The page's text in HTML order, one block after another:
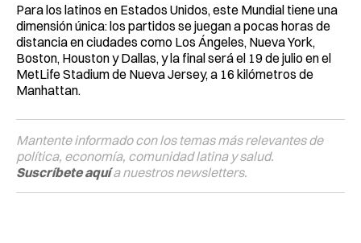
Para los latinos en Estados Unidos, este Mundial tiene una
dimensión única: los partidos se juegan a pocas horas de
distancia en ciudades como Los Ángeles, Nueva York,
Boston, Houston y Dallas, y la final será el 19 de julio en el
MetLife Stadium de Nueva Jersey, a 16 kilómetros de
Manhattan.
Mantente informado con los temas más relevantes de
política, economía, comunidad latina y salud.
Suscríbete aquía nuestros newsletters.